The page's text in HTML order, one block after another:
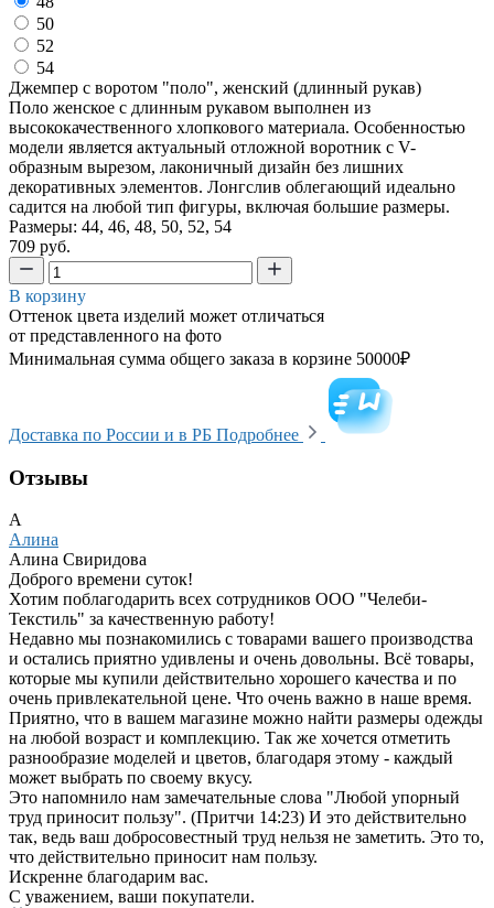
50
52
54
Джемпер с воротом "поло", женский (длинный рукав)
Поло женское с длинным рукавом выполнен из
высококачественного хлопкового материала. Особенностью
модели является актуальный отложной воротник с V-
образным вырезом, лаконичный дизайн без лишних
декоративных элементов. Лонгслив облегающий идеально
садится на любой тип фигуры, включая большие размеры.
Размеры: 44, 46, 48, 50, 52, 54
709 руб.
В корзину
Оттенок цвета изделий может отличаться
от представленного на фото
Минимальная сумма общего заказа в корзине 50000₽
Доставка по России и в РБ Подробнее
Отзывы
А
Алина
Алина Свиридова
Доброго времени суток!
Хотим поблагодарить всех сотрудников ООО "Челеби-
Текстиль" за качественную работу!
Недавно мы познакомились с товарами вашего производства
и остались приятно удивлены и очень довольны. Всё товары,
которые мы купили действительно хорошего качества и по
очень привлекательной цене. Что очень важно в наше время.
Приятно, что в вашем магазине можно найти размеры одежды
на любой возраст и комплекцию. Так же хочется отметить
разнообразие моделей и цветов, благодаря этому - каждый
может выбрать по своему вкусу.
Это напомнило нам замечательные слова "Любой упорный
труд приносит пользу". (Притчи 14:23) И это действительно
так, ведь ваш добросовестный труд нельзя не заметить. Это то,
что действительно приносит нам пользу.
Искренне благодарим вас.
С уважением, ваши покупатели.